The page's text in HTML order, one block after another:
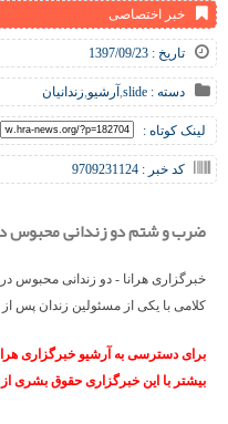
خبر اختصاصی
تاریخ : 1397/09/23
دسته : slide
,آرشیو,زندانیان
لینک کوتاه :
کد خبر : 9709231124
ضرب و شتم دو زندانی محبوس
خبرگزاری هرانا - دو زندانی محبوس
کلامی با یکی از مسئولین زندان پس
برای دسترسی به آرشیو خبرگزاری
بیشتر با این خبرگزاری حقوق بشری